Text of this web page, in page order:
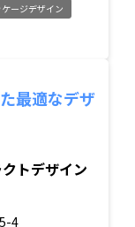
ケージデザイン
最適なデザ
トデザイン
4